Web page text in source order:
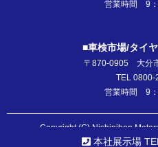
営業時間 9
■車検市場/タイ
〒870-0905 大分
TEL 0800-
営業時間 9
Copyright (C) Nishinihon
本社展示場